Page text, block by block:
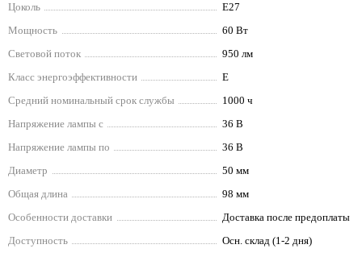
Цоколь
E27
Мощность
60 Вт
Световой поток
950 лм
Класс энергоэффективности
E
Средний номинальный срок службы
1000 ч
Напряжение лампы с
36 В
Напряжение лампы по
36 В
Диаметр
50 мм
Общая длина
98 мм
Особенности доставки
Доставка после предоплаты
Доступность
Осн. склад (1-2 дня)